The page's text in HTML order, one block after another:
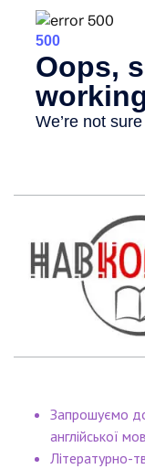
Запрошуємо
англійської
Літературно-